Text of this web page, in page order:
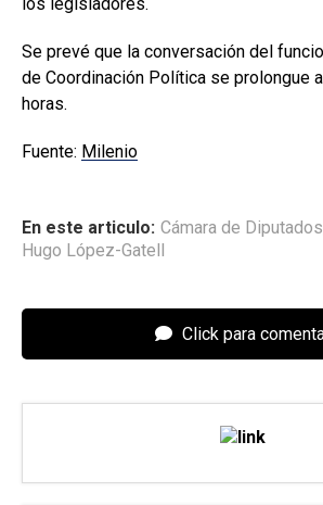
Se prevé que la conversación del
de Coordinación Política se prolongue
horas.
Fuente: Milenio
En este articulo: Cámara de Diputados
Hugo López-Gatell
Click para